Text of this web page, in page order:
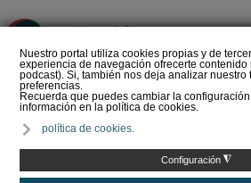
Nuestro portal utiliza cookies propias y de
experiencia de navegación ofrecerte contenido
podcast). Si, también nos deja analizar nuestro
preferencias.
Recuerda que puedes cambiar la
información en la política de cookies.
política de cookies.
Configuración ◮
Fujitsu como un
de altas